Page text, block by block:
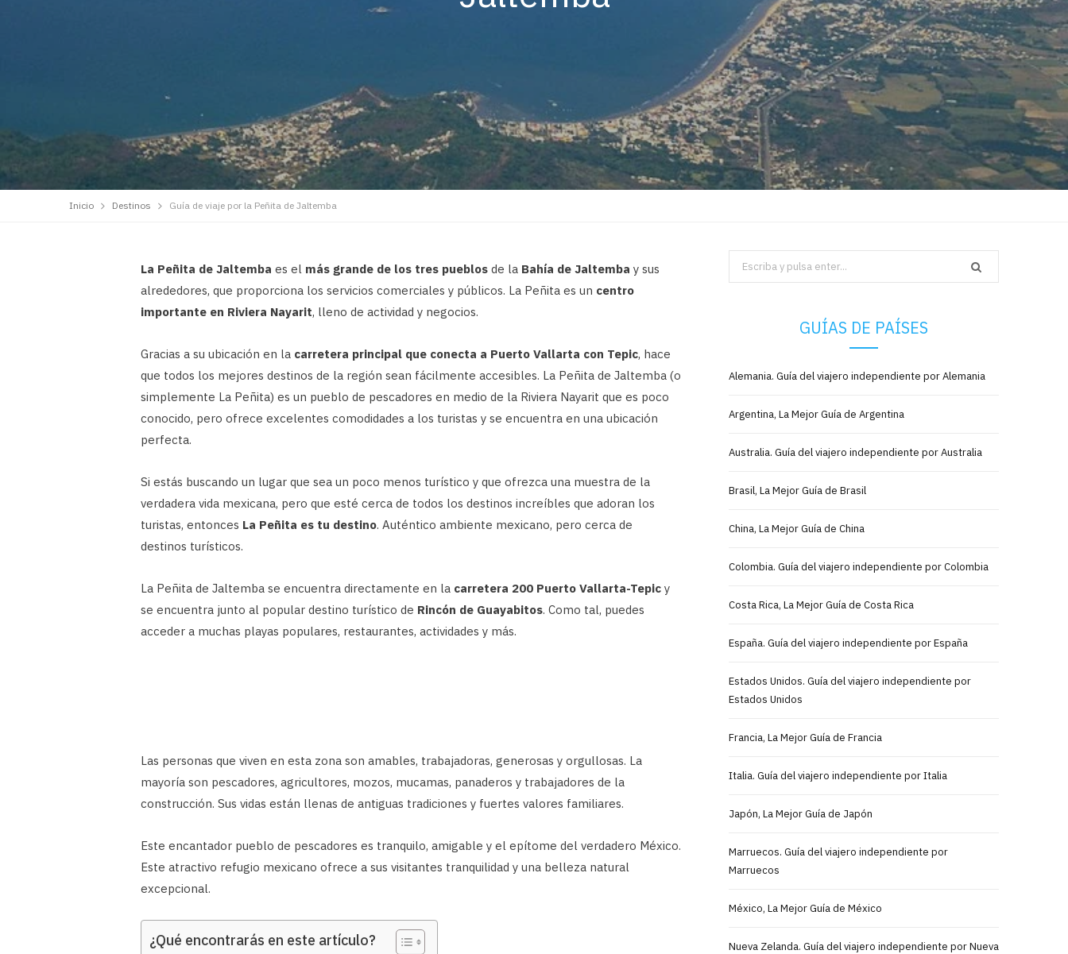
Inicio Destinos Guía de viaje por la Peñita de Jaltemba
La Peñita de Jaltemba es el más grande de los tres pueblos de la Bahía de Jaltemba y sus
alrededores, que proporciona los servicios comerciales y públicos. La Peñita es un centro
importante en Riviera Nayarit, lleno de actividad y negocios.
Gracias a su ubicación en la carretera principal que conecta a Puerto Vallarta con Tepic, hace
que todos los mejores destinos de la región sean fácilmente accesibles. La Peñita de Jaltemba (o
simplemente La Peñita) es un pueblo de pescadores en medio de la Riviera Nayarit que es poco
conocido, pero ofrece excelentes comodidades a los turistas y se encuentra en una ubicación
perfecta.
Si estás buscando un lugar que sea un poco menos turístico y que ofrezca una muestra de la
verdadera vida mexicana, pero que esté cerca de todos los destinos increíbles que adoran los
turistas, entonces La Peñita es tu destino. Auténtico ambiente mexicano, pero cerca de
destinos turísticos.
La Peñita de Jaltemba se encuentra directamente en la carretera 200 Puerto Vallarta-Tepic y
se encuentra junto al popular destino turístico de Rincón de Guayabitos. Como tal, puedes
acceder a muchas playas populares, restaurantes, actividades y más.
Las personas que viven en esta zona son amables, trabajadoras, generosas y orgullosas. La
mayoría son pescadores, agricultores, mozos, mucamas, panaderos y trabajadores de la
construcción. Sus vidas están llenas de antiguas tradiciones y fuertes valores familiares.
Este encantador pueblo de pescadores es tranquilo, amigable y el epítome del verdadero México.
Este atractivo refugio mexicano ofrece a sus visitantes tranquilidad y una belleza natural
excepcional.
¿Qué encontrarás en este artículo?
Search
for:
GUÍAS DE PAÍSES
Alemania. Guía del viajero independiente por Alemania
Argentina, La Mejor Guía de Argentina
Australia. Guía del viajero independiente por Australia
Brasil, La Mejor Guía de Brasil
China, La Mejor Guía de China
Colombia. Guía del viajero independiente por Colombia
Costa Rica, La Mejor Guía de Costa Rica
España. Guía del viajero independiente por España
Estados Unidos. Guía del viajero independiente por
Estados Unidos
Francia, La Mejor Guía de Francia
Italia. Guía del viajero independiente por Italia
Japón, La Mejor Guía de Japón
Marruecos. Guía del viajero independiente por
Marruecos
México, La Mejor Guía de México
Nueva Zelanda. Guía del viajero independiente por Nueva